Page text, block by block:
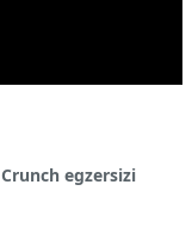
Crunch egzersizi